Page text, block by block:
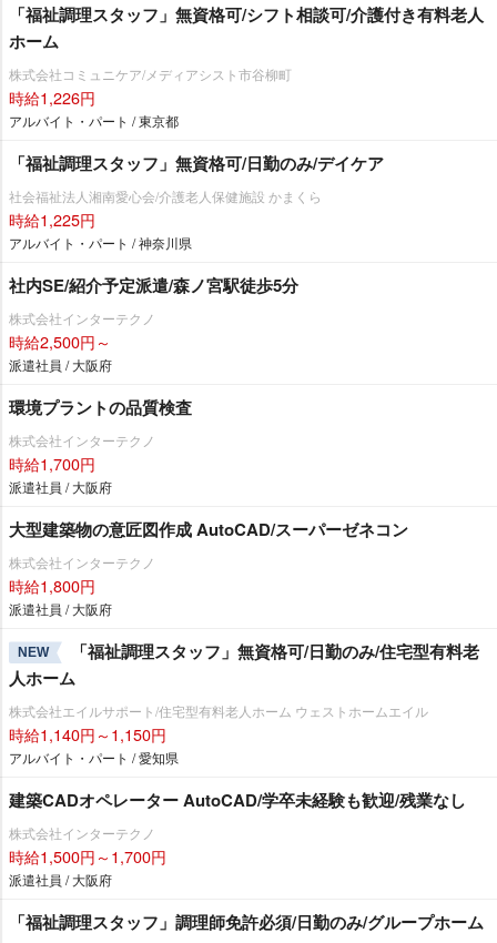
「福祉調理スタッフ」無資格可/シフト相談可/介護付き有料老人
ホーム
株式会社コミュニケア/メディアシスト市谷柳町
時給1,226円
アルバイト・パート / 東京都
「福祉調理スタッフ」無資格可/日勤のみ/デイケア
社会福祉法人湘南愛心会/介護老人保健施設 かまくら
時給1,225円
アルバイト・パート / 神奈川県
社内SE/紹介予定派遣/森ノ宮駅徒歩5分
株式会社インターテクノ
時給2,500円～
派遣社員 / 大阪府
環境プラントの品質検査
株式会社インターテクノ
時給1,700円
派遣社員 / 大阪府
大型建築物の意匠図作成 AutoCAD/スーパーゼネコン
株式会社インターテクノ
時給1,800円
派遣社員 / 大阪府
NEW
「福祉調理スタッフ」無資格可/日勤のみ/住宅型有料老
人ホーム
株式会社エイルサポート/住宅型有料老人ホーム ウェストホームエイル
時給1,140円～1,150円
アルバイト・パート / 愛知県
建築CADオペレーター AutoCAD/学卒未経験も歓迎/残業なし
株式会社インターテクノ
時給1,500円～1,700円
派遣社員 / 大阪府
「福祉調理スタッフ」調理師免許必須/日勤のみ/グループホーム